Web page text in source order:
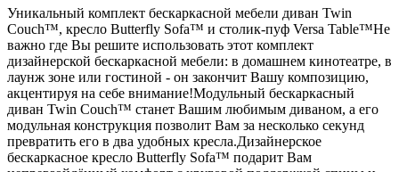
Уникальный комплект бескаркасной мебели диван Twin
Couch™, кресло Butterfly Sofa™ и столик-пуф Versa Table™Не
важно где Вы решите использовать этот комплект
дизайнерской бескаркасной мебели: в домашнем кинотеатре, в
лаунж зоне или гостиной - он закончит Вашу композицию,
акцентируя на себе внимание!Модульный бескаркасный
диван Twin Couch™ станет Вашим любимым диваном, а его
модульная конструкция позволит Вам за несколько секунд
превратить его в два удобных кресла.Дизайнерское
бескаркасное кресло Butterfly Sofa™ подарит Вам